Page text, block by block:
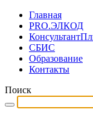
Главная
PRO.ЭЛКОД
СБИС
Образование
Контакты
Поиск